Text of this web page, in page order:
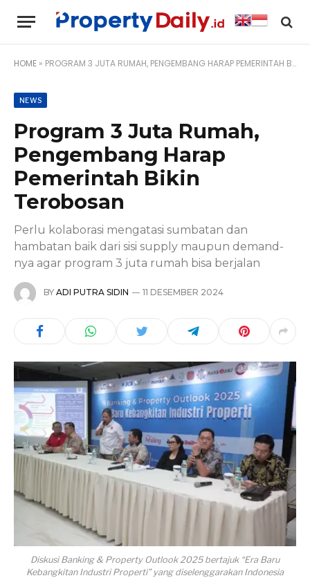
HOME » PROGRAM 3 JUTA RUMAH, PENGEMBANG HARAP PEMERINTAH BIKIN TEROBOSAN
NEWS
Program 3 Juta Rumah,
Pengembang Harap
Pemerintah Bikin
Terobosan
Perlu kolaborasi mengatasi sumbatan dan
hambatan baik dari sisi supply maupun demand-
nya agar program 3 juta rumah bisa berjalan
BY ADI PUTRA SIDIN 11 DESEMBER 2024
Diskusi Banking & Property Outlook 2025 bertajuk “Era Baru
Kebangkitan Industri Properti” yang diselenggarakan Indonesia